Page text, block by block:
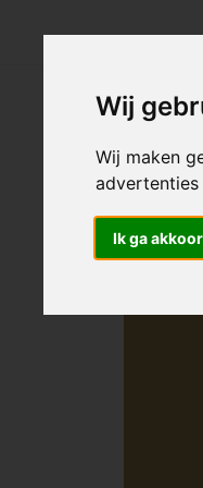
Wij
Wij maken
advertenties
Ik ga